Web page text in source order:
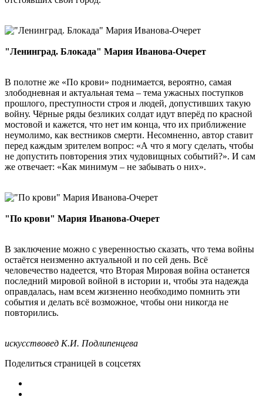
"Ленинград. Блокада" Мария Иванова-Очерет
В полотне же «По крови» поднимается, вероятно, самая
злободневная и актуальная тема – тема ужасных поступков
прошлого, преступности строя и людей, допустивших такую
войну. Чёрные ряды безликих солдат идут вперёд по красной
мостовой и кажется, что нет им конца, что их приближение
неумолимо, как вестников смерти. Несомненно, автор ставит
перед каждым зрителем вопрос: «А что я могу сделать, чтобы
не допустить повторения этих чудовищных событий?». И сам
же отвечает: «Как минимум – не забывать о них».
"По крови" Мария Иванова-Очерет
В заключение можно с уверенностью сказать, что тема войны
остаётся неизменно актуальной и по сей день. Всё
человечество надеется, что Вторая Мировая война останется
последний мировой войной в истории и, чтобы эта надежда
оправдалась, нам всем жизненно необходимо помнить эти
события и делать всё возможное, чтобы они никогда не
повторились.
искусствовед К.И. Подлипенцева
Поделиться страницей в соцсетях